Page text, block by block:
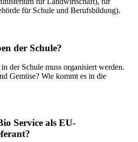
für Schule und Berufsbildung).
der Schule?
der Schule muss organisiert werden.
Gemüse? Wie kommt es in die
Service als EU-